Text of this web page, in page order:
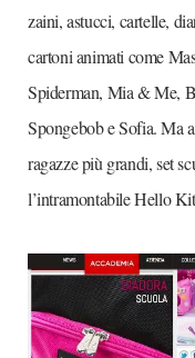
zaini, astucci, cartelle,
cartoni animati come
Spiderman, Mia & Me,
Spongebob e Sofia. Ma
ragazze più grandi, set
l’intramontabile Hello